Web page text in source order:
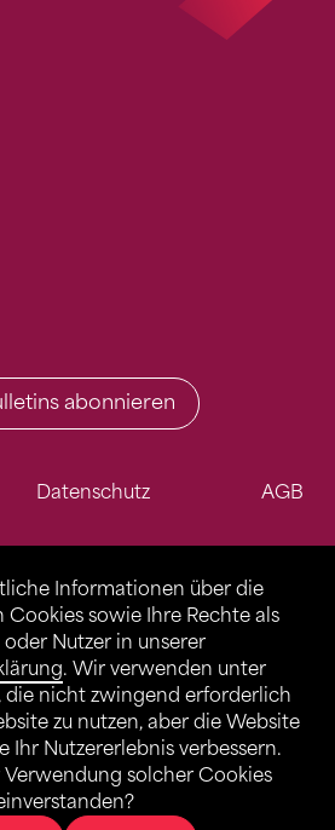
Informationen über die
sowie Ihre Rechte als
oder Nutzer in unserer
. Wir verwenden unter
die nicht zwingend erforderlich
zu nutzen, aber die Website
Ihr Nutzererlebnis verbessern.
solcher Cookies
abonnieren
Datenschutz AGB